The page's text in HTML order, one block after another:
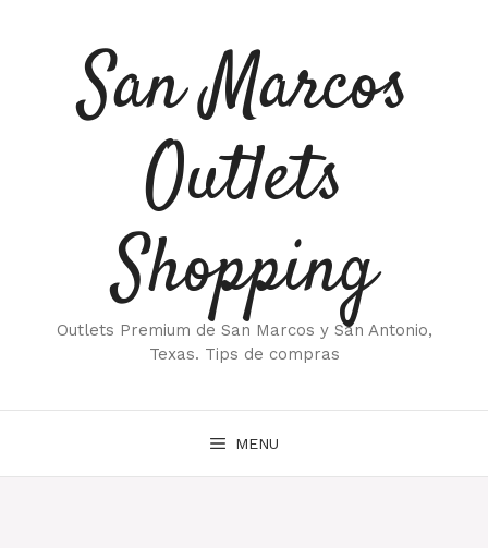
contenidoSan Marcos
Outlets
Shopping
Outlets Premium de San Marcos y San Antonio,
Texas. Tips de compras
MENU